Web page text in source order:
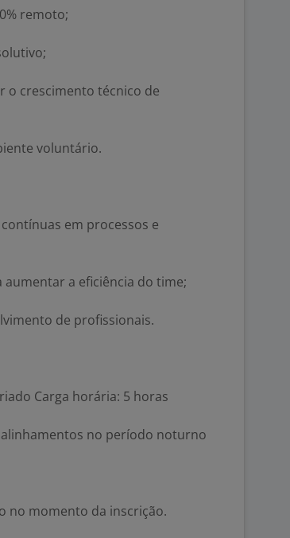
remoto;
o crescimento técnico de
voluntário.
em processos e
a eficiência do time;
de profissionais.
Carga horária: 5 horas
no período noturno
no momento da inscrição.